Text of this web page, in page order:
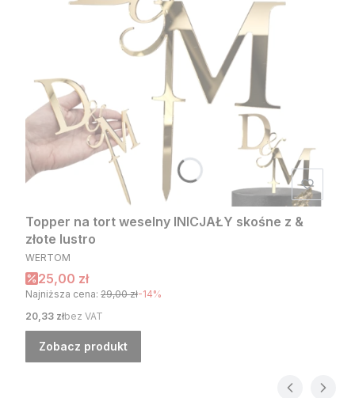
Topper na tort weselny INICJAŁY skośne z &
złote lustro
PRODUCENT
WERTOM
Cena promocyjna
25,00 zł
Najniższa cena: 29,00 zł-14%
Cena
20,33 złbez VAT
Zobacz produkt